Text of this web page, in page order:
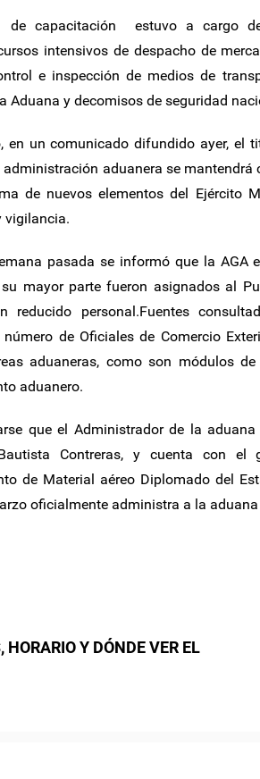
de capacitación estuvo a cargo
intensivos de despacho de
e inspección de medios de
Aduana y decomisos de seguridad
en un comunicado difundido ayer, el
administración aduanera se
de nuevos elementos del Ejército
vigilancia.
pasada se informó que la AGA
mayor parte fueron asignados al
reducido personal.Fuentes
número de Oficiales de Comercio
aduaneras, como son módulos
aduanero.
que el Administrador de la
Contreras, y cuenta con el
de Material aéreo Diplomado del
oficialmente administra a la aduana
HORARIO Y DÓNDE VER EL